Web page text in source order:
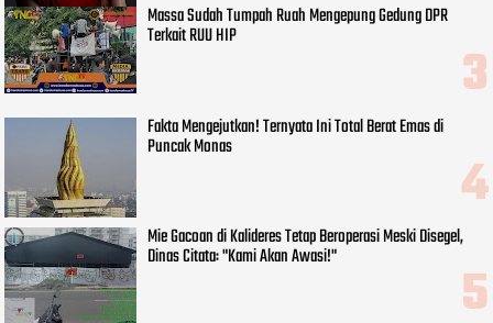
Massa Sudah Tumpah Ruah Mengepung Gedung DPR
Terkait RUU HIP
Fakta Mengejutkan! Ternyata Ini Total Berat Emas di
Puncak Monas
Mie Gacoan di Kalideres Tetap Beroperasi Meski Disegel,
Dinas Citata: "Kami Akan Awasi!"